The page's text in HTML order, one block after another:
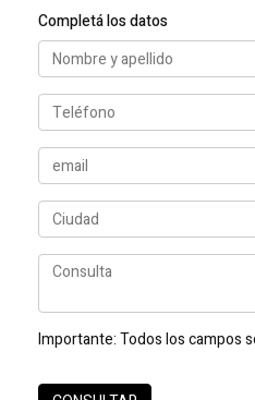
Completá los datos
Importante:Todos los campos